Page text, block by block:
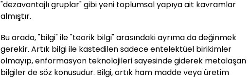
"dezavantajlı gruplar" gibi yeni toplumsal yapıya ait kavramlar
almıştır.
Bu arada, "bilgi" ile "teorik bilgi" arasındaki ayrıma da değinmek
gerekir. Artık bilgi ile kastedilen sadece entelektüel birikimler
olmayıp, enformasyon teknolojileri sayesinde giderek metalaşan
bilgiler de söz konusudur. Bilgi, artık ham madde veya üretim